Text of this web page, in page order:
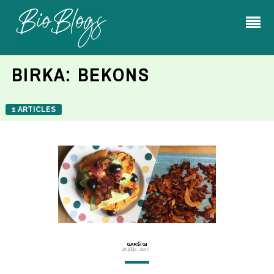
BIRKA: BEKONS
1 ARTICLES
GARŠĪGI
26 jūlijs, 2017